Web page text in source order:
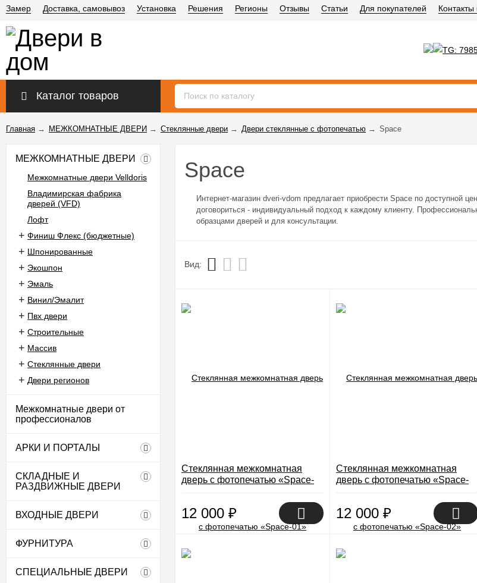
Замер Доставка, самовывоз Установка Решения Регионы Отзывы Статьи Для покупателей Контакты
Каталог товаров
Главная → МЕЖКОМНАТНЫЕ ДВЕРИ → Стеклянные двери → Двери стеклянные с фотопечатью → Space
МЕЖКОМНАТНЫЕ ДВЕРИ
Межкомнатные двери Velldoris
Владимирская фабрика
дверей (VFD)
Лофт
Финиш Флекс (бюджетные)
Шпонированные
Экошпон
Эмаль
Винил/Эмалит
Пвх двери
Строительные
Массив
Стеклянные двери
Двери регионов
Межкомнатные двери от
профессионалов
АРКИ И ПОРТАЛЫ
СКЛАДНЫЕ И
РАЗДВИЖНЫЕ ДВЕРИ
ВХОДНЫЕ ДВЕРИ
ФУРНИТУРА
СПЕЦИАЛЬНЫЕ ДВЕРИ
Space
Интернет-магазин dveri-vdom предлагает приобрести Space по доступной
договориться - индивидуальный подход к каждому клиенту.
образцами дверей и для консультации.
Вид:
Стеклянная межкомнатная
дверь с фотопечатью «Space-
12 000 ₽
Стеклянная межкомнатная
дверь с фотопечатью «Space-
12 000 ₽